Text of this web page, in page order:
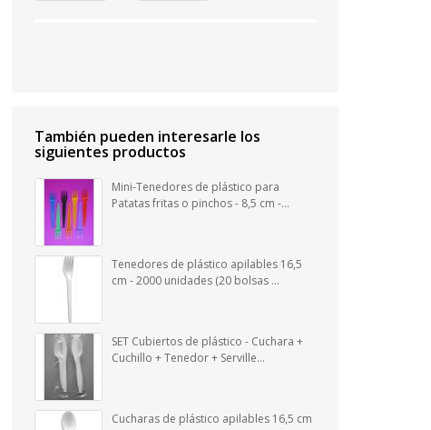
También pueden interesarle los
siguientes productos
Mini-Tenedores de plástico para
Patatas fritas o pinchos - 8,5 cm -...
Tenedores de plástico apilables 16,5
cm - 2000 unidades (20 bolsas ...
SET Cubiertos de plástico - Cuchara +
Cuchillo + Tenedor + Serville...
Cucharas de plástico apilables 16,5 cm